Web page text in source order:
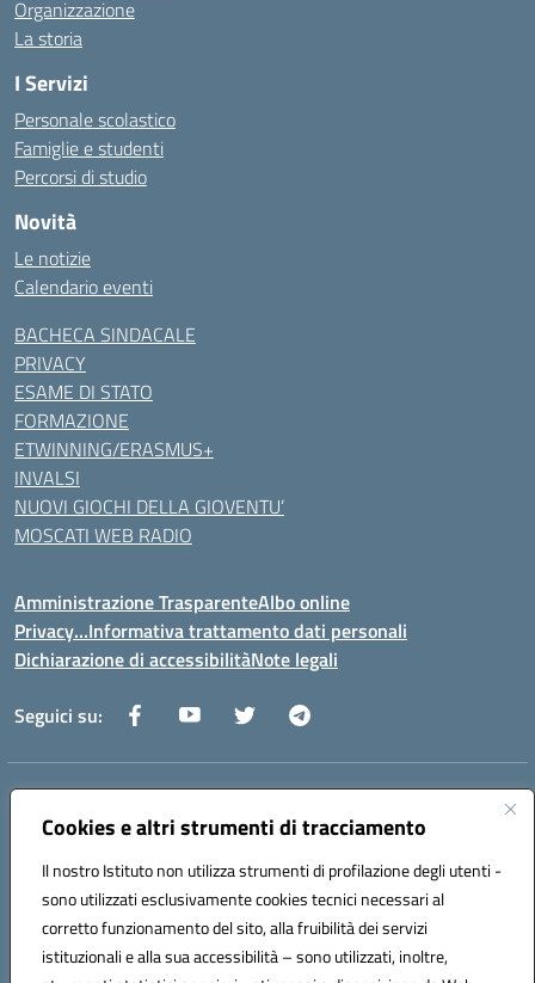
Cookies e altri strumenti di tracciamento
Il nostro Istituto non utilizza strumenti di profilazione degli utenti -
sono utilizzati esclusivamente cookies tecnici necessari al
corretto funzionamento del sito, alla fruibilità dei servizi
istituzionali e alla sua accessibilità – sono utilizzati, inoltre,
Organizzazione
La storia
I Servizi
Personale scolastico
Famiglie e studenti
Percorsi di studio
Novità
Le notizie
Calendario eventi
BACHECA SINDACALE
PRIVACY
ESAME DI STATO
FORMAZIONE
ETWINNING/ERASMUS+
INVALSI
NUOVI GIOCHI DELLA GIOVENTU’
MOSCATI WEB RADIO
Amministrazione TrasparenteAlbo online
Privacy…Informativa trattamento dati personali
Dichiarazione di accessibilitàNote legali
Seguici su:
Indirizzo:
Centralino:089 201032 Email:saic88800v@istruzione.it
Codice fiscale: 80028930651
Codice meccanografico:
saic88800v
Codice unico di fatturazione (CUF): UFLEGP